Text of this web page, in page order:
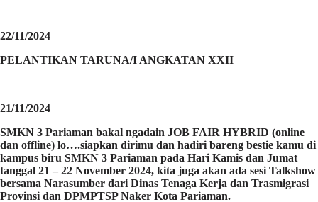
22/11/2024
PELANTIKAN TARUNA/I ANGKATAN XXII
21/11/2024
SMKN 3 Pariaman bakal ngadain JOB FAIR HYBRID (online
dan offline) lo….siapkan dirimu dan hadiri bareng bestie kamu di
kampus biru SMKN 3 Pariaman pada Hari Kamis dan Jumat
tanggal 21 – 22 November 2024, kita juga akan ada sesi Talkshow
bersama Narasumber dari Dinas Tenaga Kerja dan Trasmigrasi
Provinsi dan DPMPTSP Naker Kota Pariaman.